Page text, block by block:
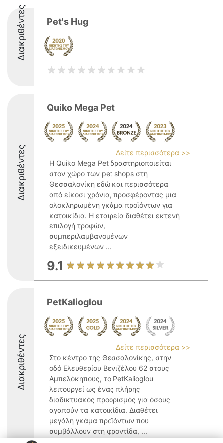
Διακριθέντες Pet's Hug
Διακριθέντες
Quiko Mega Pet
Δείτε περισσότερα >>
Η Quiko Mega Pet δραστηριοποιείται
στον χώρο των pet shops στη
Θεσσαλονίκη εδώ και περισσότερα
από είκοσι χρόνια, προσφέροντας μια
ολοκληρωμένη γκάμα προϊόντων για
κατοικίδια. Η εταιρεία διαθέτει εκτενή
επιλογή τροφών,
συμπεριλαμβανομένων
εξειδικευμένων ...
9.1
Διακριθέντες
PetKalioglou
Δείτε περισσότερα >>
Στο κέντρο της Θεσσαλονίκης, στην
οδό Ελευθερίου Βενιζέλου 62 στους
Αμπελόκηπους, το PetKalioglou
λειτουργεί ως ένας πλήρης
διαδικτυακός προορισμός για όσους
αγαπούν τα κατοικίδια. Διαθέτει
μεγάλη γκάμα προϊόντων που
συμβάλλουν στη φροντίδα, ...